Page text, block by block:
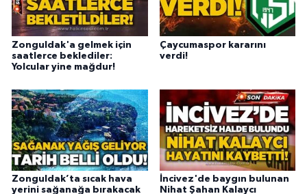
Zonguldak'a gelmek için
saatlerce beklediler:
Yolcular yine mağdur!
Çaycumaspor kararını
verdi!
Zonguldak’ta sıcak hava
yerini sağanağa bırakacak
İncivez'de baygın bulunan
Nihat Şahan Kalaycı